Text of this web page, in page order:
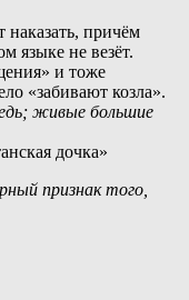
причём
языке не везёт.
и тоже
«забивают козла».
живые большие
дочка»
признак того,